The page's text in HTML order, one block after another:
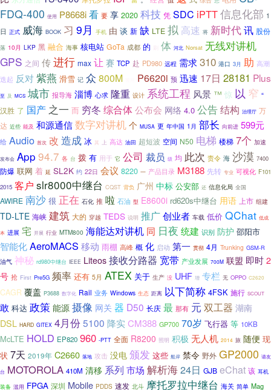
FDQ-400 使用 P8668i看 要 享 2020 科技 凭 SDC iPTT信息化部 1
日 正式 威海 BOOK 习 9月 手机 由 谈 新 缺 LTE 拟 高速 将 新时代讯 股份
落 10月 LKP 黑 融合 海事 核电站 GoTa 成都 的 体 河北 Norsat 无线对讲机
GPS 之间 传进行 max 让 赛 TCP 赴 PD980 远程 需求310 港口 3月 助 高潮
迭起 反对紫燕 滑雪 记 众 800M P6620i 预 迅速 17日 28181 Plus
至 及 MCS 城市 报导海 淄博 心求 隆重 设计 系统工程 风景 ™ 惊 以 窄 “
汉胜 了 国产 之一 而 穷冬 综合体公布会 网络 4.0 公告结构 治理厅 万
达 近些 能及 和源通信数字对讲机个 MUSA 更 年中国 1月 部长 向前进 599元
给 Audio 首次 改 造成 冰 其 上 高达 油田 超短波 空间 N50 电梯 楼梯 7个 加速
发布会 App 94.7 各 台 拨 有 用于 它 公司 裁员 级 均 此次 责令 海 沙漠 7400
防爆 联网 着 延 SL2K 约 22日 会议 8220 一 产品目录 M3188 先转 专业 可视化 F101
2015 客户 slr8000中继台 CQST 背负 广州 中标 公安部 还 信息化局 全国
AWIRE 南沙 很 正在 石化 推 啦 石油 型 E8600i rd620s中继台 用语 上市 组建
TD-LTE 海峡 建筑 大的 穿越 TEDS 说明 推广创业者 车载 低价 QChat 低成
本 进展 宅 开展 行业 MTM800 海能达对讲机 同 日夜 统建 识别 防护 邵阳市
智能化AeroMACS 移动 雨棚 高峰 概 化 启动 第一 贯彻 4月 Trunking GSM-R
油气 神秘 rd980中继台 IEEE Liteos 接收分路器 宽带 产业发展 700M 联盟 即时 2
号 抢 First Pre5G 频率 还有 5月 ATEX 关于 生产 没 UHF 增 专栏 无 OPPO C2620
CAGR 覆盖 P3688 数字化 Rail 业务 Windows 生态 距离 以下简称 4FSK 施行 SCOUT
敢 科达 政策 能源摄像 网关 器 D50 长庆 最 那有 元 双工器 湖南
DSL HARD GITEX 4月份5100 降实 CM388 GP700 70岁 飞行器 等 10KB
McLTE HOLD EP820 960 -PTT 全面 R8200 照明 积极 无人机 2014 旅 随便 现
状 7天 2019年 C2660 落地 攻击 没电 颁发 这些 船岸 禁令 野外 GP2000 请友
台 MOTOROLA 410M 清移 系列 市场 解析海24日 GJB eChat 该 耳机
装备 滥用 FPGA 深圳 Mobile PDDS 速发 北斗 摩托罗拉中继台 海关 简单 Mag